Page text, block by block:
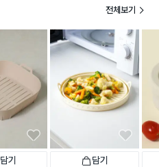
전체보기
담기 담기